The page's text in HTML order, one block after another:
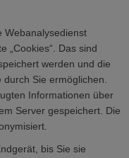
Webanalysedienst
„Cookies“. Das sind
werden und die
durch Sie ermöglichen.
Informationen über
Server gespeichert. Die
bis Sie sie